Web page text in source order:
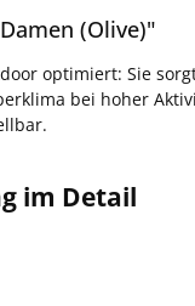
(Olive)"
optimiert: Sie
bei hoher
im Detail